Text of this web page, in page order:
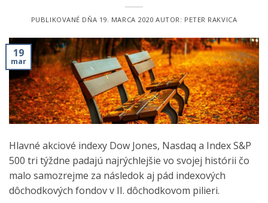
PUBLIKOVANÉ DŇA 19. MARCA 2020 AUTOR: PETER RAKVICA
19
mar
Hlavné akciové indexy Dow Jones, Nasdaq a Index S&P
500 tri týždne padajú najrýchlejšie vo svojej histórii čo
malo samozrejme za následok aj pád indexových
dôchodkových fondov v II. dôchodkovom pilieri.